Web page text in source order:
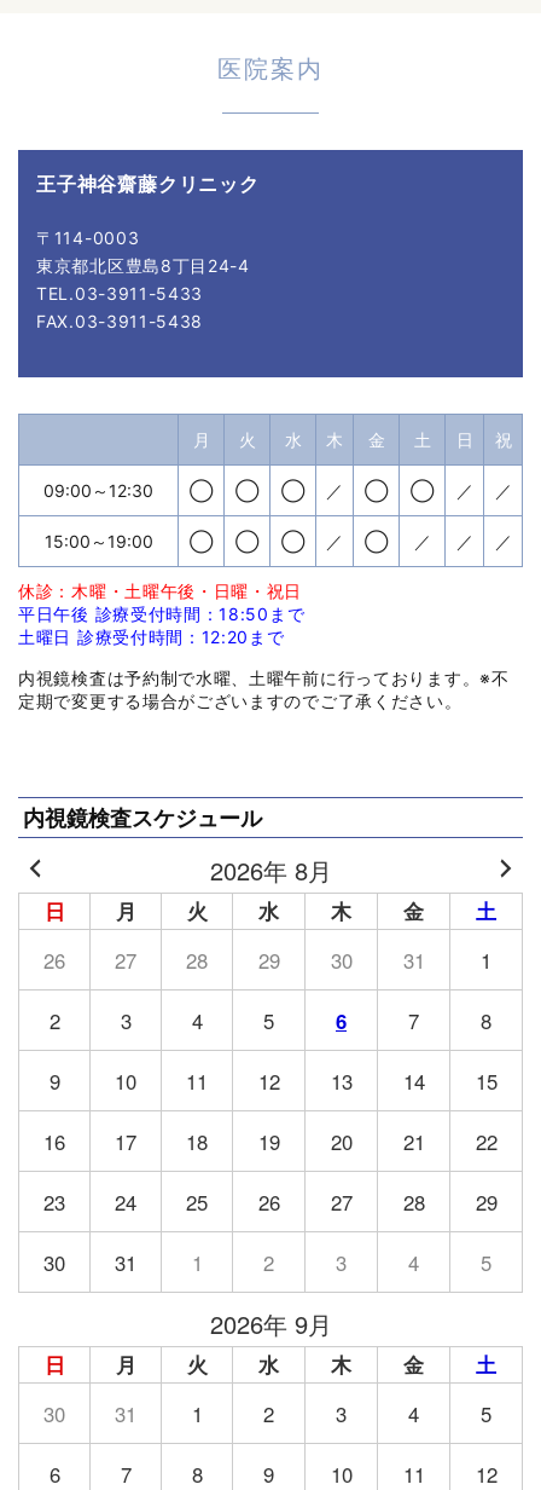
医院案内
王子神谷齋藤クリニック
〒114-0003
東京都北区豊島8丁目24-4
TEL.03-3911-5433
FAX.03-3911-5438
月 火 水 木 金 土 日 祝
09:00～12:30 ◯ ◯ ◯ ／ ◯ ◯ ／ ／
15:00～19:00 ◯ ◯ ◯ ／ ◯ ／ ／ ／
休診：木曜・土曜午後・日曜・祝日
平日午後 診療受付時間：18:50まで
土曜日 診療受付時間：12:20まで
内視鏡検査は予約制で水曜、土曜午前に行っております。※不
定期で変更する場合がございますのでご了承ください。
内視鏡検査スケジュール
2026年 8月
日 月 火 水 木 金
土
26
27 28 29 30 31 1
2 3 4 5 6 7 8
9 10 11 12 13 14 15
16 17 18 19 20 21 22
23 24 25 26 27 28 29
30 31 1 2 3 4 5
2026年 9月
日 月 火 水 木 金
土
30
31 1 2 3 4 5
6 7 8 9 10 11 12